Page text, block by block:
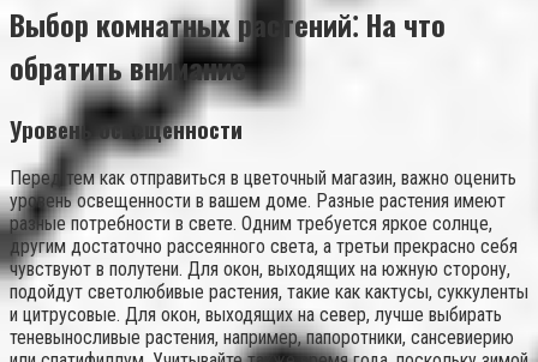
Выбор комнатных растений⁚ На что
обратить внимание
Уровень освещенности
Перед тем как отправиться в цветочный магазин, важно оценить
уровень освещенности в вашем доме. Разные растения имеют
разные потребности в свете. Одним требуется яркое солнце,
другим достаточно рассеянного света, а третьи прекрасно себя
чувствуют в полутени. Для окон, выходящих на южную сторону,
подойдут светолюбивые растения, такие как кактусы, суккуленты
и цитрусовые. Для окон, выходящих на север, лучше выбирать
теневыносливые растения, например, папоротники, сансевиерию